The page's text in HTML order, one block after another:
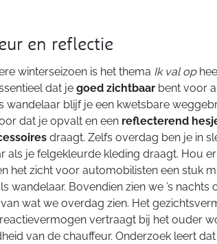
en reflectie
winterseizoen is het thema Ik val op
dat je goed zichtbaar bent voor
wandelaar blijf je een kwetsbare
dat je opvalt en een reflecterend
draagt. Zelfs overdag ben je in
als je felgekleurde kleding draagt. Hou
het zicht voor automobilisten een stuk
wandelaar. Bovendien zien we ’s nachts
wat we overdag zien. Het
vertraagt bij het ouder
van de chauffeur. Onderzoek leert